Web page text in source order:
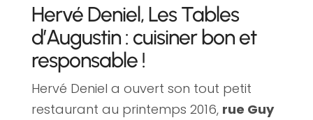
Hervé Deniel, Les Tables
d’Augustin : cuisiner bon et
responsable !
Hervé Deniel a ouvert son tout petit
restaurant au printemps 2016, rue Guy